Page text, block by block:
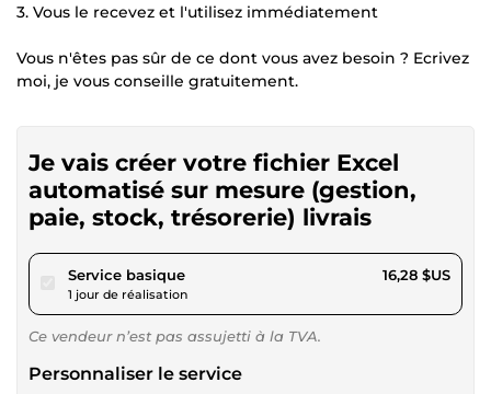
3. Vous le recevez et l'utilisez immédiatement
Vous n'êtes pas sûr de ce dont vous avez besoin ? Ecrivez
moi, je vous conseille gratuitement.
Je vais créer votre fichier Excel
automatisé sur mesure (gestion,
paie, stock, trésorerie) livrais
Service basiquepour 15,00 $US
1 jour de réalisation
16,28 $US
Ce vendeur n’est pas assujetti à la TVA.
Personnaliser le service